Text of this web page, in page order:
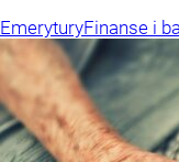
EmeryturyFinanse i